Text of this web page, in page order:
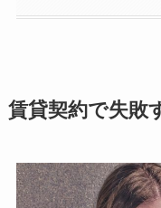
賃貸契約で失敗